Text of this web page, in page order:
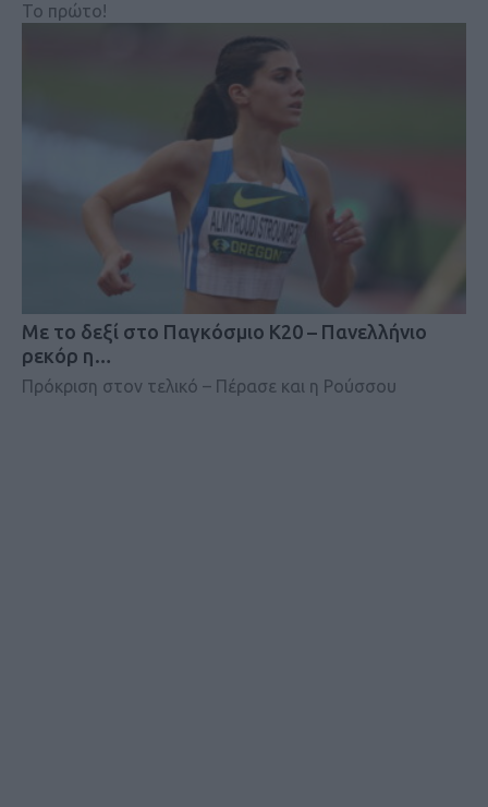
Το πρώτο!
Mε το δεξί στο Παγκόσμιο Κ20 – Πανελλήνιο
ρεκόρ η…
Πρόκριση στον τελικό – Πέρασε και η Ρούσσου